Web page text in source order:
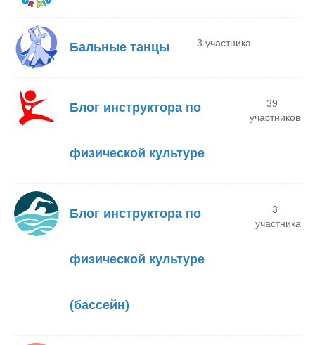
Бальные танцы 3 участника
Блог инструктора по
физической культуре
39
участников
Блог инструктора по
физической культуре
(бассейн)
3
участника